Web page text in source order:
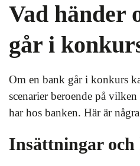
Vad händer
går i
Om en bank går i konkurs
scenarier beroende på
har hos banken. Här är
Insättningar och